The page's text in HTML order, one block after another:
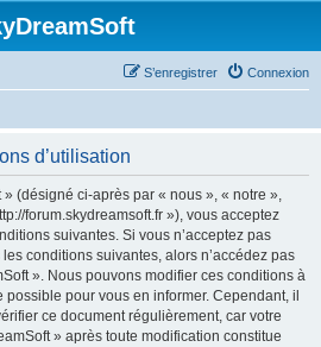
Connexion
S’enregistrer
d’utilisation
(désigné ci-après par « nous », « notre »,
forum.skydreamsoft.fr »), vous acceptez
suivantes. Si vous n’acceptez pas
conditions suivantes, alors n’accédez pas
». Nous pouvons modifier ces conditions à
possible pour vous en informer. Cependant, il
ce document régulièrement, car votre
» après toute modification constitue